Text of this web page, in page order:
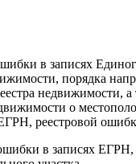
в записях
порядка
недвижимости, а
о
реестровой
в записях